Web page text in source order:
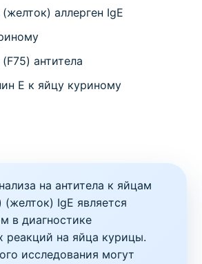
аллерген IgE
антитела
Е к яйцу куриному
на антитела к яйцам
IgE является
в диагностике
реакций на яйца курицы.
исследования могут